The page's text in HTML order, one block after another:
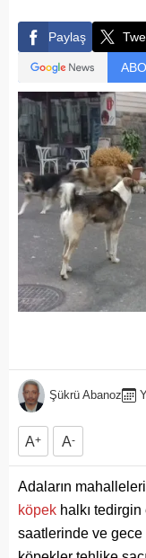
Paylaş
Şükrü Abanoz
A+ A-
Adaların
köpek halkı
saatlerinde ve